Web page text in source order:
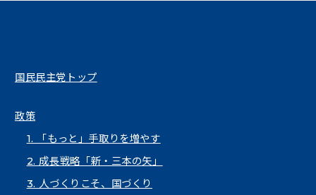
国民民主党トップ
政策
1. 「もっと」手取りを増やす
2. 成長戦略「新・三本の矢」
3. 人づくりこそ、国づくり